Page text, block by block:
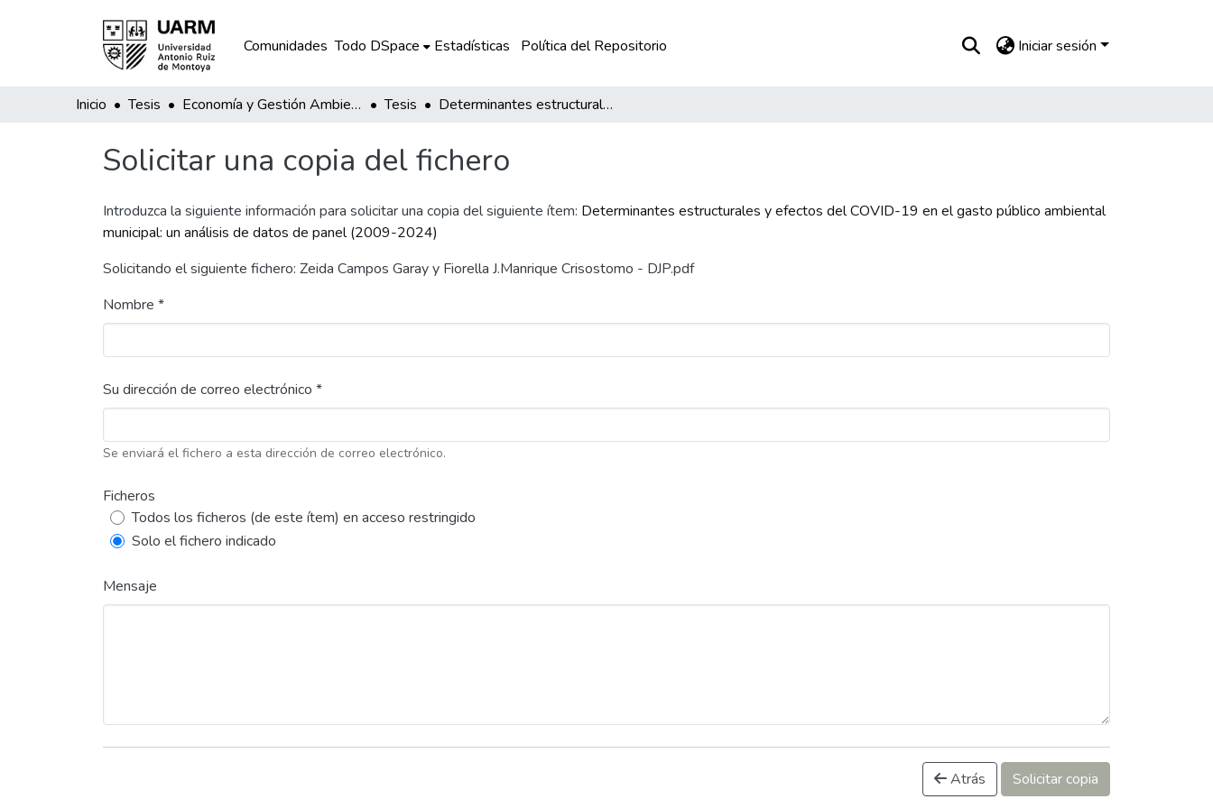
Comunidades Todo DSpace Estadísticas Política del Repositorio Iniciar sesión
Inicio Tesis Economía y Gestión Ambiental Tesis Determinantes estructurales y efectos del COVID-19 en el gasto público ambiental municipal: un análisis de datos de panel (2009-2024)
Solicitar una copia del fichero
Introduzca la siguiente información para solicitar una copia del siguiente ítem: Determinantes estructurales y efectos del COVID-19 en el gasto público ambiental
municipal: un análisis de datos de panel (2009-2024)
Solicitando el siguiente fichero: Zeida Campos Garay y Fiorella J.Manrique Crisostomo - DJP.pdf
Nombre *
Su dirección de correo electrónico *
Se enviará el fichero a esta dirección de correo electrónico.
Ficheros
Todos los ficheros (de este ítem) en acceso restringido
Solo el fichero indicado
Mensaje
Atrás Solicitar copia